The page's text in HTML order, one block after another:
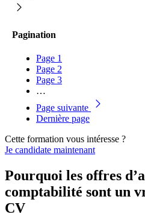
Pagination
Page 1
Page 2
Page 3
…
Page suivante
Dernière page
Cette formation vous intéresse ?
Je candidate maintenant
Pourquoi les offres
comptabilité sont un
CV